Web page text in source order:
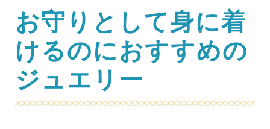
お守りとして身に着
けるのにおすすめの
ジュエリー